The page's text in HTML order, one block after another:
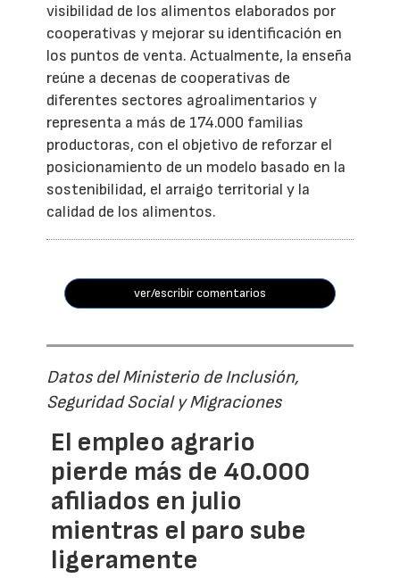
visibilidad de los alimentos elaborados por
cooperativas y mejorar su identificación en
los puntos de venta. Actualmente, la enseña
reúne a decenas de cooperativas de
diferentes sectores agroalimentarios y
representa a más de 174.000 familias
productoras, con el objetivo de reforzar el
posicionamiento de un modelo basado en la
sostenibilidad, el arraigo territorial y la
calidad de los alimentos.
ver/escribir comentarios
Datos del Ministerio de Inclusión,
Seguridad Social y Migraciones
El empleo agrario
pierde más de 40.000
afiliados en julio
mientras el paro sube
ligeramente